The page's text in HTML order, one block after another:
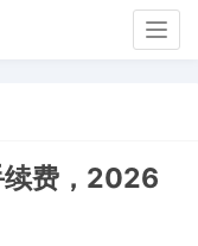
续费，2026